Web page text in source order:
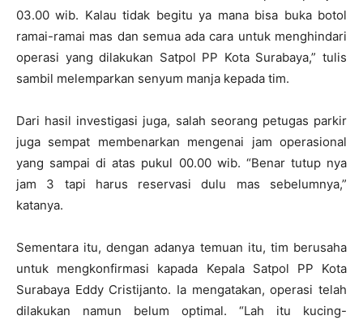
03.00 wib. Kalau tidak begitu ya mana bisa buka botol
ramai-ramai mas dan semua ada cara untuk menghindari
operasi yang dilakukan Satpol PP Kota Surabaya,” tulis
sambil melemparkan senyum manja kepada tim.
Dari hasil investigasi juga, salah seorang petugas parkir
juga sempat membenarkan mengenai jam operasional
yang sampai di atas pukul 00.00 wib. “Benar tutup nya
jam 3 tapi harus reservasi dulu mas sebelumnya,”
katanya.
Sementara itu, dengan adanya temuan itu, tim berusaha
untuk mengkonfirmasi kapada Kepala Satpol PP Kota
Surabaya Eddy Cristijanto. Ia mengatakan, operasi telah
dilakukan namun belum optimal. “Lah itu kucing-